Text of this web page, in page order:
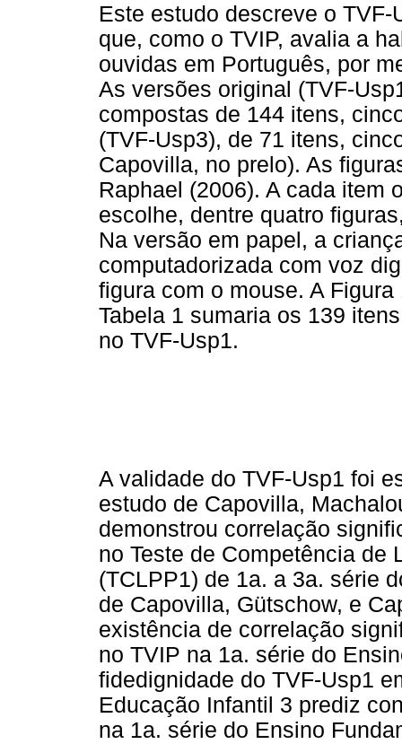
Este estudo descreve o
que, como o TVIP, avalia a
ouvidas em Português, por
As versões original (TVF-
compostas de 144 itens,
(TVF-Usp3), de 71 itens,
Capovilla, no prelo). As
Raphael (2006). A cada item
escolhe, dentre quatro
Na versão em papel, a
computadorizada com voz
figura com o mouse. A
Tabela 1 sumaria os 139
no TVF-Usp1.
A validade do TVF-Usp1 foi
estudo de Capovilla,
demonstrou correlação
no Teste de Competência de
(TCLPP1) de 1a. a 3a. série
de Capovilla, Gütschow, e
existência de correlação
no TVIP na 1a. série do
fidedignidade do TVF-Usp1
Educação Infantil 3 prediz
na 1a. série do Ensino